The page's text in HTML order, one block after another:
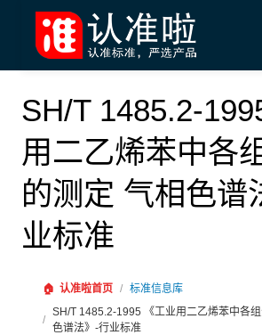
SH/T 1485.2-
用二乙烯苯中各
的测定 气相色谱
业标准
🏠 认准啦首页 / 标准信息库
/
SH/T 1485.2-1995 《工业用二乙烯苯中各
色谱法》-行业标准